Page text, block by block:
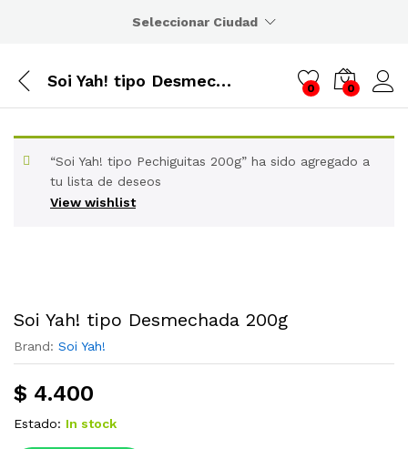
Seleccionar Ciudad
Soi Yah! tipo Desmechada 200g 0 0
View wishlist
“Soi Yah! tipo Pechiguitas 200g” ha sido agregado a
tu lista de deseos
Soi Yah! tipo Desmechada 200g
Brand: Soi Yah!
$ 4.400
Estado: In stock